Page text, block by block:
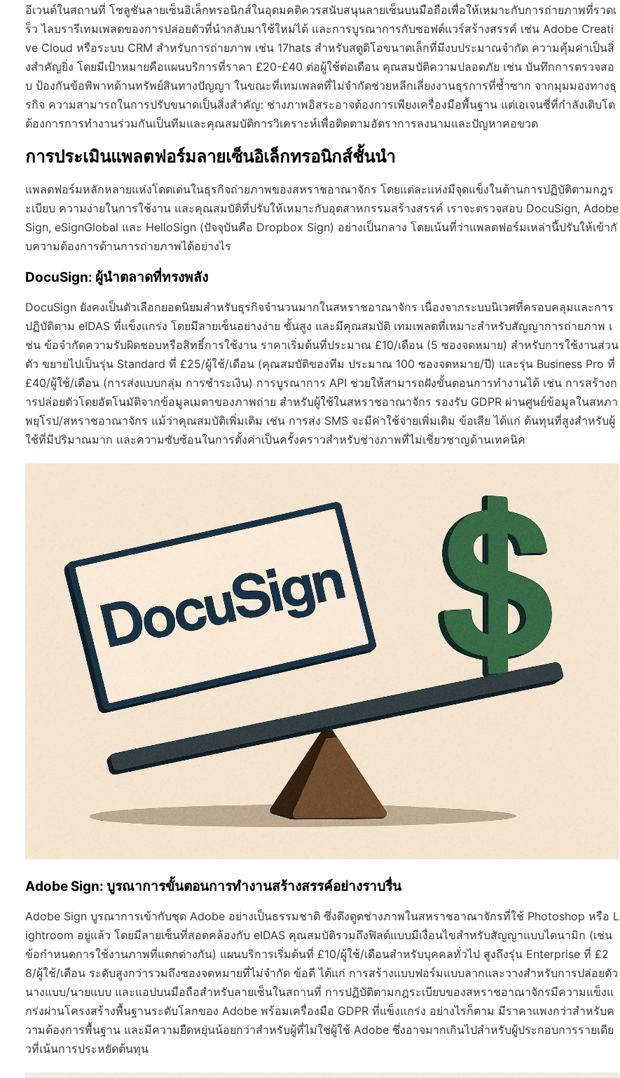
อีเวนต์ในสถานที่ โซลูชันลายเซ็นอิเล็กทรอนิกส์ในอุดมคติควรสนับสนุนลายเซ็นบนมือถือเพื่อให้เหมาะกับการถ่ายภาพที่รวดเ
ร็ว ไลบรารีเทมเพลตของการปล่อยตัวที่นำกลับมาใช้ใหม่ได้ และการบูรณาการกับซอฟต์แวร์สร้างสรรค์ เช่น Adobe Creati
ve Cloud หรือระบบ CRM สำหรับการถ่ายภาพ เช่น 17hats สำหรับสตูดิโอขนาดเล็กที่มีงบประมาณจำกัด ความคุ้มค่าเป็นสิ่
งสำคัญยิ่ง โดยมีเป้าหมายคือแผนบริการที่ราคา £20-£40 ต่อผู้ใช้ต่อเดือน คุณสมบัติความปลอดภัย เช่น บันทึกการตรวจสอ
บ ป้องกันข้อพิพาทด้านทรัพย์สินทางปัญญา ในขณะที่เทมเพลตที่ไม่จำกัดช่วยหลีกเลี่ยงงานธุรการที่ซ้ำซาก จากมุมมองทางธุ
รกิจ ความสามารถในการปรับขนาดเป็นสิ่งสำคัญ: ช่างภาพอิสระอาจต้องการเพียงเครื่องมือพื้นฐาน แต่เอเจนซี่ที่กำลังเติบโต
ต้องการการทำงานร่วมกันเป็นทีมและคุณสมบัติการวิเคราะห์เพื่อติดตามอัตราการลงนามและปัญหาคอขวด
การประเมินแพลตฟอร์มลายเซ็นอิเล็กทรอนิกส์ชั้นนำ
แพลตฟอร์มหลักหลายแห่งโดดเด่นในธุรกิจถ่ายภาพของสหราชอาณาจักร โดยแต่ละแห่งมีจุดแข็งในด้านการปฏิบัติตามกฎร
ะเบียบ ความง่ายในการใช้งาน และคุณสมบัติที่ปรับให้เหมาะกับอุตสาหกรรมสร้างสรรค์ เราจะตรวจสอบ DocuSign, Adobe
Sign, eSignGlobal และ HelloSign (ปัจจุบันคือ Dropbox Sign) อย่างเป็นกลาง โดยเน้นที่ว่าแพลตฟอร์มเหล่านี้ปรับให้เข้ากั
บความต้องการด้านการถ่ายภาพได้อย่างไร
DocuSign: ผู้นำตลาดที่ทรงพลัง
DocuSign ยังคงเป็นตัวเลือกยอดนิยมสำหรับธุรกิจจำนวนมากในสหราชอาณาจักร เนื่องจากระบบนิเวศที่ครอบคลุมและการ
ปฏิบัติตาม eIDAS ที่แข็งแกร่ง โดยมีลายเซ็นอย่างง่าย ขั้นสูง และมีคุณสมบัติ เทมเพลตที่เหมาะสำหรับสัญญาการถ่ายภาพ เ
ช่น ข้อจำกัดความรับผิดชอบหรือสิทธิ์การใช้งาน ราคาเริ่มต้นที่ประมาณ £10/เดือน (5 ซองจดหมาย) สำหรับการใช้งานส่วน
ตัว ขยายไปเป็นรุ่น Standard ที่ £25/ผู้ใช้/เดือน (คุณสมบัติของทีม ประมาณ 100 ซองจดหมาย/ปี) และรุ่น Business Pro ที่
£40/ผู้ใช้/เดือน (การส่งแบบกลุ่ม การชำระเงิน) การบูรณาการ API ช่วยให้สามารถฝังขั้นตอนการทำงานได้ เช่น การสร้างก
ารปล่อยตัวโดยอัตโนมัติจากข้อมูลเมตาของภาพถ่าย สำหรับผู้ใช้ในสหราชอาณาจักร รองรับ GDPR ผ่านศูนย์ข้อมูลในสหภา
พยุโรป/สหราชอาณาจักร แม้ว่าคุณสมบัติเพิ่มเติม เช่น การส่ง SMS จะมีค่าใช้จ่ายเพิ่มเติม ข้อเสีย ได้แก่ ต้นทุนที่สูงสำหรับผู้
ใช้ที่มีปริมาณมาก และความซับซ้อนในการตั้งค่าเป็นครั้งคราวสำหรับช่างภาพที่ไม่เชี่ยวชาญด้านเทคนิค
Adobe Sign: บูรณาการขั้นตอนการทำงานสร้างสรรค์อย่างราบรื่น
Adobe Sign บูรณาการเข้ากับชุด Adobe อย่างเป็นธรรมชาติ ซึ่งดึงดูดช่างภาพในสหราชอาณาจักรที่ใช้ Photoshop หรือ L
ightroom อยู่แล้ว โดยมีลายเซ็นที่สอดคล้องกับ eIDAS คุณสมบัติรวมถึงฟิลด์แบบมีเงื่อนไขสำหรับสัญญาแบบไดนามิก (เช่น
ข้อกำหนดการใช้งานภาพที่แตกต่างกัน) แผนบริการเริ่มต้นที่ £10/ผู้ใช้/เดือนสำหรับบุคคลทั่วไป สูงถึงรุ่น Enterprise ที่ £2
8/ผู้ใช้/เดือน ระดับสูงกว่ารวมถึงซองจดหมายที่ไม่จำกัด ข้อดี ได้แก่ การสร้างแบบฟอร์มแบบลากและวางสำหรับการปล่อยตัว
นางแบบ/นายแบบ และแอปบนมือถือสำหรับลายเซ็นในสถานที่ การปฏิบัติตามกฎระเบียบของสหราชอาณาจักรมีความแข็งแ
กร่งผ่านโครงสร้างพื้นฐานระดับโลกของ Adobe พร้อมเครื่องมือ GDPR ที่แข็งแกร่ง อย่างไรก็ตาม มีราคาแพงกว่าสำหรับค
วามต้องการพื้นฐาน และมีความยืดหยุ่นน้อยกว่าสำหรับผู้ที่ไม่ใช่ผู้ใช้ Adobe ซึ่งอาจมากเกินไปสำหรับผู้ประกอบการรายเดีย
วที่เน้นการประหยัดต้นทุน